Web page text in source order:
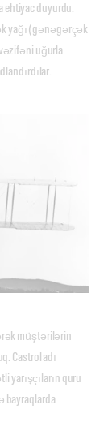
duyurdu.
yağı (gənəgərçək
uğurla
müştərilərin
Castrol adı
yarışçıların quru
bayraqlarda